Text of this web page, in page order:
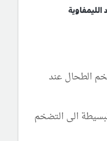
الطحال عند
الى التضخم